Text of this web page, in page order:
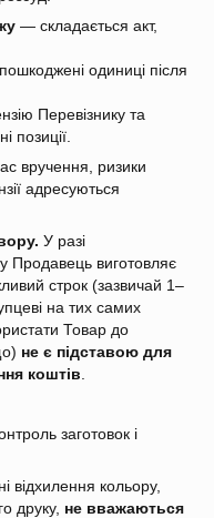
— складається акт,
одиниці після
Перевізнику та
позиції.
вручення, ризики
адресуються
У разі
Продавець виготовляє
строк (зазвичай 1–
на тих самих
Товар до
не є підставою для
коштів
заготовок і
відхилення кольору,
друку, не вважаються